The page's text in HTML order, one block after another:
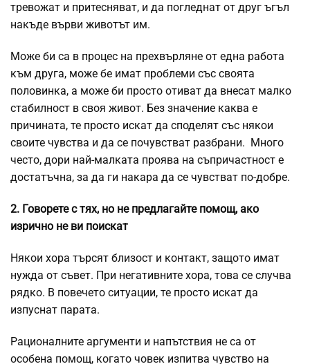
тревожат и притесняват, и да погледнат от друг ъгъл
накъде върви животът им.
Може би са в процес на прехвърляне от една работа
към друга, може бе имат проблеми със своята
половинка, а може би просто отиват да внесат малко
стабилност в своя живот. Без значение каква е
причината, те просто искат да споделят със някои
своите чувства и да се почувстват разбрани. Много
често, дори най-малката проява на съпричастност е
достатъчна, за да ги накара да се чувстват по-добре.
2. Говорете с тях, но не предлагайте помощ, ако
изрично не ви поискат
Някои хора търсят близост и контакт, защото имат
нужда от съвет. При негативните хора, това се случва
рядко. В повечето ситуации, те просто искат да
изпуснат парата.
Рационалните аргументи и напътствия не са от
особена помощ, когато човек изпитва чувство на